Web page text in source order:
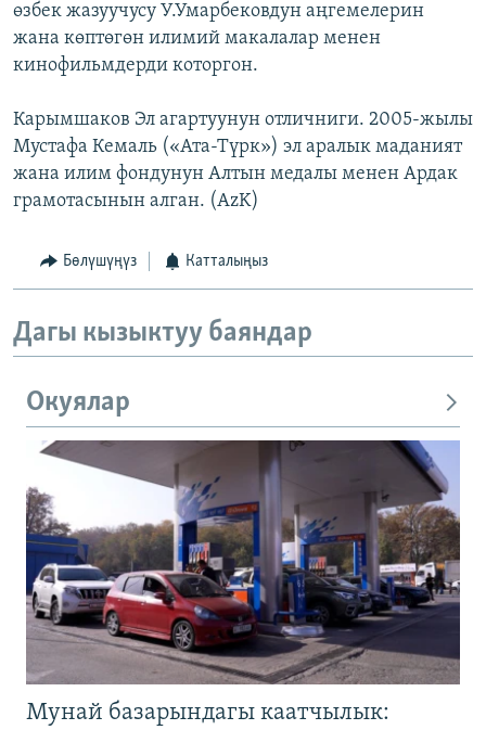
өзбек жазуучусу У.Умарбековдун аңгемелерин
жана көптөгөн илимий макалалар менен
кинофильмдерди которгон.
Карымшаков Эл агартуунун отличниги. 2005-жылы
Мустафа Кемаль («Ата-Түрк») эл аралык маданият
жана илим фондунун Алтын медалы менен Ардак
грамотасынын алган. (AzK)
Бөлүшүңүз Катталыңыз
Дагы кызыктуу баяндар
Окуялар
Мунай базарындагы каатчылык: